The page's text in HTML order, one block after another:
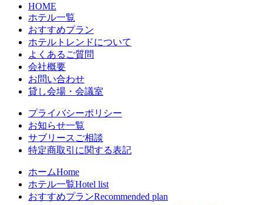
HOME
ホテル一覧
おすすめプラン
ホテルトレンドについて
よくあるご質問
会社概要
お問い合わせ
貸し会場・会議室
プライバシーポリシー
お知らせ一覧
サブリースご相談
特定商取引に関する表記
ホームHome
ホテル一覧Hotel list
おすすめプランRecommended plan